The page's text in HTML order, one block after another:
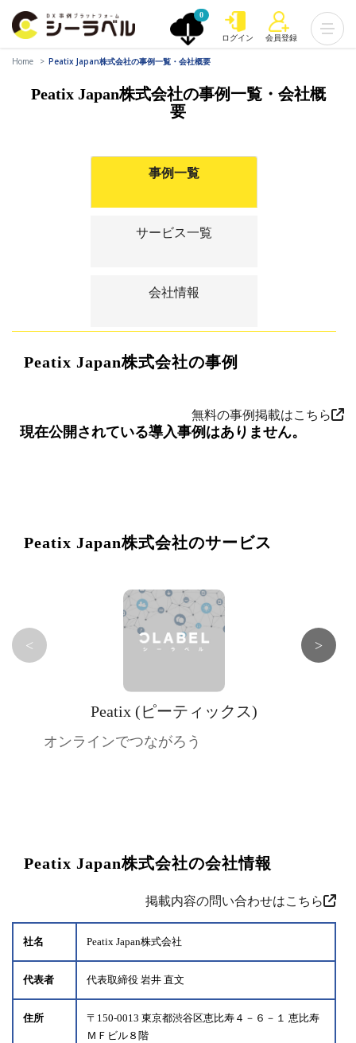
0
ログイン 会員登録
Home Peatix Japan株式会社の事例一覧・会社概要
Peatix Japan株式会社の事例一覧・会社概
要
事例一覧
サービス一覧
会社情報
Peatix Japan株式会社の事例
無料の事例掲載はこちら
現在公開されている導入事例はありません。
Peatix Japan株式会社のサービス
Peatix (ピーティックス)
オンラインでつながろう
< >
Peatix Japan株式会社の会社情報
掲載内容の問い合わせはこちら
社名 Peatix Japan株式会社
代表者 代表取締役 岩井 直文
住所
〒150-0013 東京都渋谷区恵比寿４－６－１ 恵比寿
ＭＦビル８階